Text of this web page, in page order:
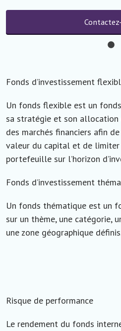
Fonds d’investissement
Un fonds flexible est un
sa stratégie et son
des marchés financiers afin
valeur du capital et de
portefeuille sur l’horizon
Fonds d’investissement
Un fonds thématique est un
sur un thème, une catégorie,
une zone géographique
Risque de performance
Le rendement du fonds